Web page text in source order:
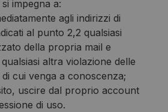
impegna a:
agli indirizzi di
al punto 2,2 qualsiasi
della propria mail e
altra violazione delle
cui venga a conoscenza;
uscire dal proprio account
di uso.